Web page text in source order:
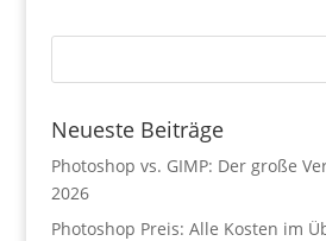
Neueste Beiträge
Photoshop vs. GIMP: Der große
2026
Photoshop Preis: Alle Kosten im